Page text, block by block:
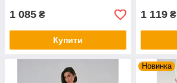
1 085 ₴
Купити
1 119 ₴
Новинка